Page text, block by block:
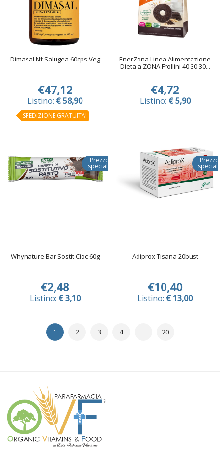
Dimasal Nf Salugea 60cps Veg
€47,12
Listino: € 58,90
SPEDIZIONE GRATUITA!
EnerZona Linea Alimentazione
Dieta a ZONA Frollini 40 30 30...
€4,72
Listino: € 5,90
Prezzo
speciale
Whynature Bar Sostit Cioc 60g
€2,48
Listino: € 3,10
Prezzo
Adiprox Tisana 20bust
€10,40
Listino: € 13,00
1 2 3 4 .. 20